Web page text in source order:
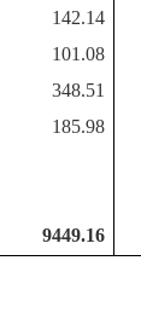
142.14
101.08
348.51
185.98
9449.16